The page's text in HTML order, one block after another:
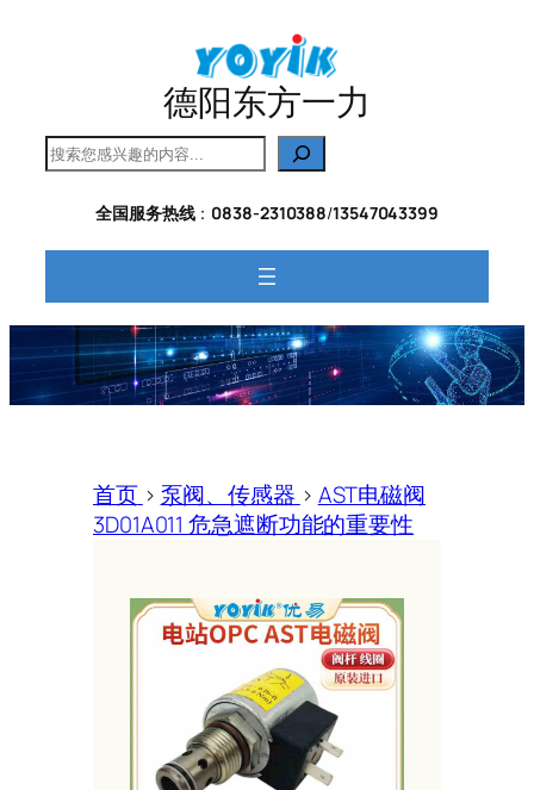
德阳东方一力
搜
索
全国服务热线： 0838-2310388/13547043399
首页 > 泵阀、传感器 > AST电磁阀
3D01A011 危急遮断功能的重要性